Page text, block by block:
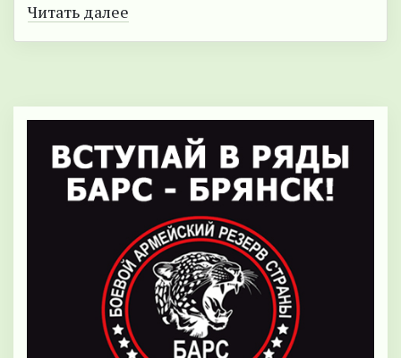
Читать далее